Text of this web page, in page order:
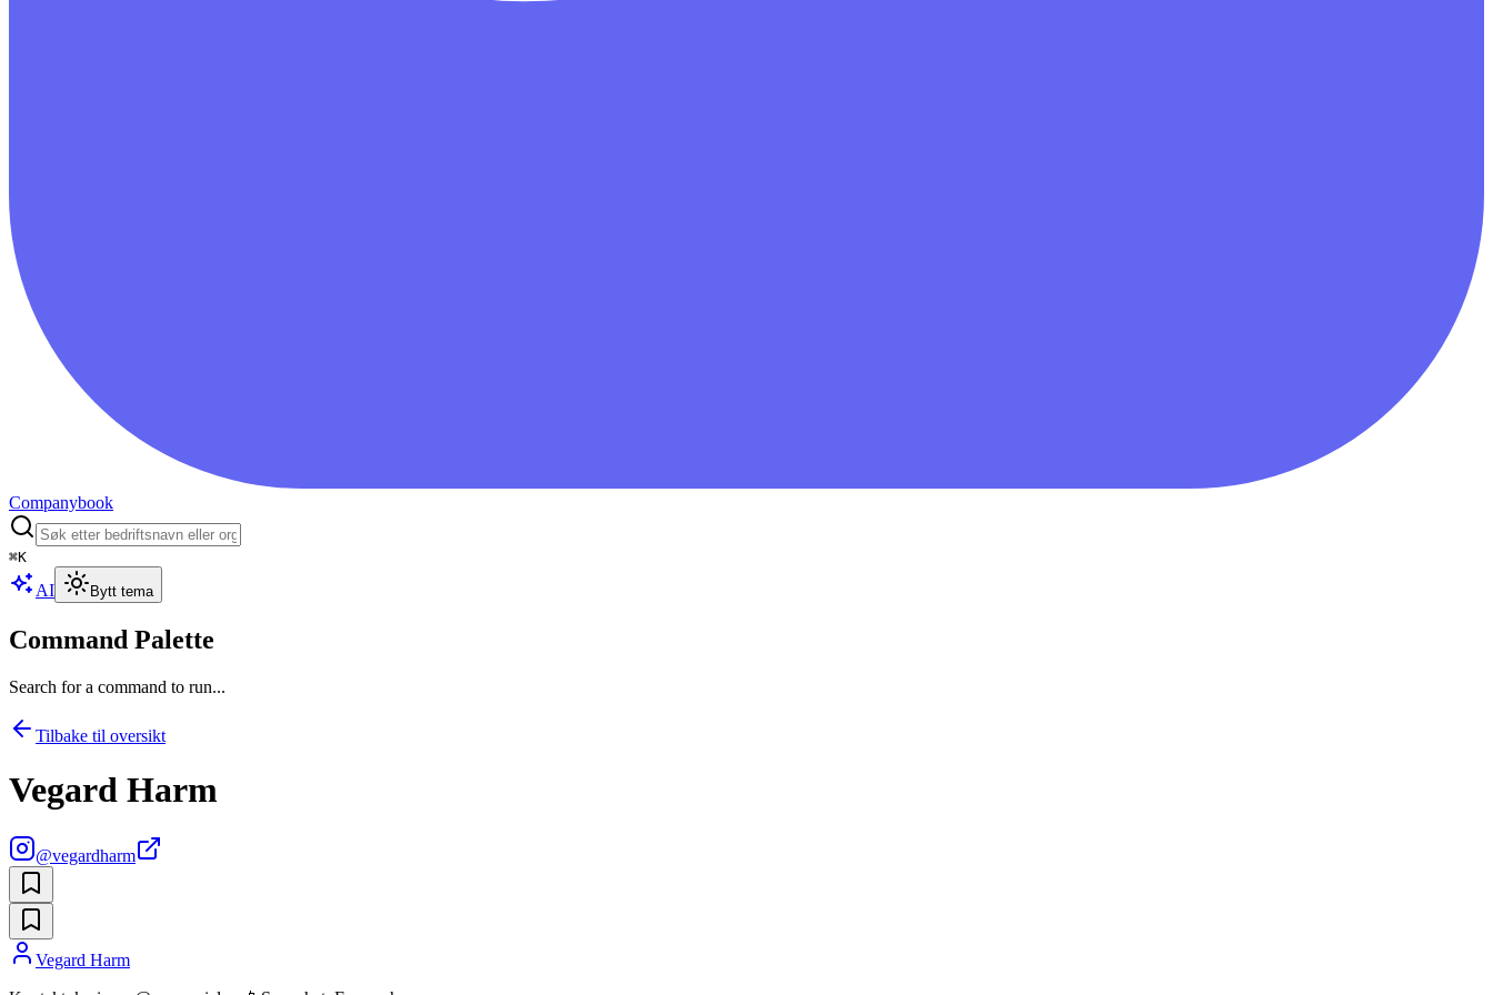
Companybook
⌘K
AI Bytt tema
Command Palette
Search for a command to run...
Tilbake til oversikt
Vegard Harm
@vegardharm
Vegard Harm